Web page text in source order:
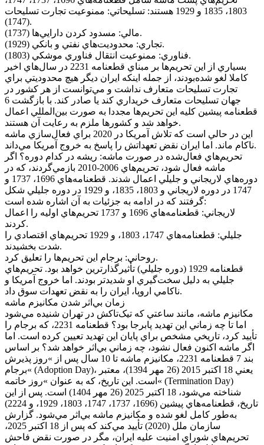
1803، 1835 و 1929 هستند: تسليحاتي: ممنوعيت تجارت تسليحات
(1747).
مالي: مسدود کردن دارايي‌ها (1737).
تجاري: محدوديت‌هاي نفتي و بانکي (1929).
فناوري: ممنوعيت انتقال فناوري موشکي (1803).
بسياري از اين تحريم‌ها بر مبناي قطعنامه 2231 در سال‌هاي اخير
کاملا لغو شده‌بودند، از جمله اينکه ايران ديگر هيچ محدوديتي براي
تجارت تسليحات متعارف نداشت و مي‌توانست از هر کشور در
جهان تسليحات متعارف خريداري کند يا صادر کند. با بازگشت 6
قطعنامه پيشين کليه اين تحريم‌ها مجددا به صورت بين‌المللي اعمال
خواهد شد و کشورها ملزم به رعايت آن هستند.
اين در حالي است که تلاش آمريکا در 2020 براي فعال‌سازي ماشه
ناکام ماند. اما ايران نقض تعهداتش را پاسخ به خروج آمريکا مي‌داند.
تحريم‌هاي فعال‌شده در صورت ماشه: ريشه در کدام دوره؟ اگر
ماشه فعال شود، تحريم‌هاي 2006-2010 بازمي‌گردند، که در
دوره‌هاي لاريجاني و جليلي اعمال شدند. قطعنامه‌هاي 1696، 1737 و
1747 در دوره لاريجاني و 1803، 1835، و 1929 در دوره جليلي شکل
گرفتند که در ادامه به جزئيات به آن اشاره شده است:
لاريجاني: قطعنامه‌هاي 1696 و 1737 تحريم‌هاي اوليه را اعمال
کردند.
جليلي: قطعنامه‌هاي 1747، 1803، و 1929 تحريم‌هاي اقتصادي را
شدت بخشيدند.
روحاني: برجام اين تحريم‌ها را تعليق کرد.
قطعنامه 1929 (دوره جليلي) تأثيرگذارترين خواهد بود. تحريم‌هاي
جليلي به دليل سخت‌گيري او شديدتر بودند. اما خروج آمريکا و
ناکامي اروپا، ايران را به نقض تعهدات سوق داد.
زمان بي‌اثر شدن مکانيزم ماشه
مکانيزم ماشه، مانند ساعتي که تيک‌تاکش در تهران شنيده مي‌شود
اما تا چه زماني اين تهديد پابرجا بود؟ قطعنامه 2231، که برجام را
تأييد کرد، تاريخي مشخص براي پايان اين تهديد تعيين کرده است. اما
اگر ماشه اکنون فعال نشود، چه زماني بي‌اثر خواهد شد؟ بر اساس
بند 7 قطعنامه 2231، مکانيزم ماشه تا 10 سال پس از »روز پذيرش
برجام« (Adoption Day)، يعني 18 اکتبر 2015 (26 مهر 1394)، معتبر
است. اين تاريخ، که به عنوان »روز خاتمه« (Termination Day)
شناخته مي‌شود، 18 اکتبر 2025 (26 مهر 1404) است. پس از اين
تاريخ، قطعنامه‌هاي پيشين (1696، 1737، 1747، 1803، 1929، و 2224)
به‌طور کامل لغو شده و مکانيزم ماشه بي‌اثر مي‌شود. گزارش
سازمان ملل (2020) تأييد مي‌کند که پس از 18 اکتبر 2025،
تحريم‌هاي شوراي امنيت عليه ايران، مگر در صورت نقض فاحش